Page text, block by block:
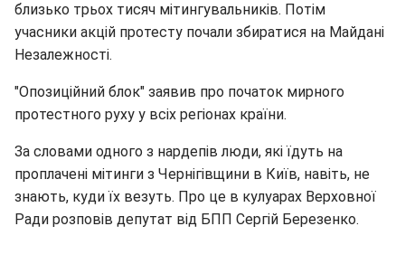
близько трьох тисяч мітингувальників. Потім
учасники акцій протесту почали збиратися на Майдані
Незалежності.
"Опозиційний блок" заявив про початок мирного
протестного руху у всіх регіонах країни.
За словами одного з нардепів люди, які їдуть на
проплачені мітинги з Чернігівщини в Київ, навіть, не
знають, куди їх везуть. Про це в кулуарах Верховної
Ради розповів депутат від БПП Сергій Березенко.